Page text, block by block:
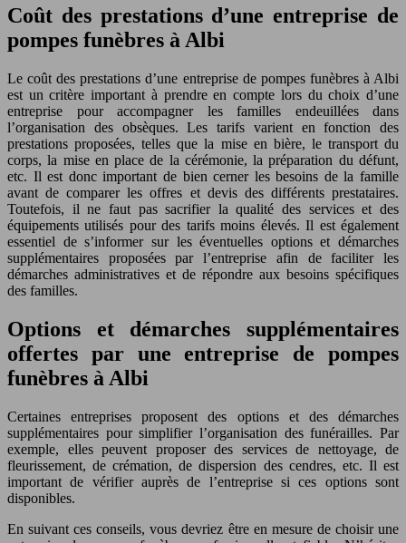
Coût des prestations d’une entreprise de
pompes funèbres à Albi
Le coût des prestations d’une entreprise de pompes funèbres à Albi
est un critère important à prendre en compte lors du choix d’une
entreprise pour accompagner les familles endeuillées dans
l’organisation des obsèques. Les tarifs varient en fonction des
prestations proposées, telles que la mise en bière, le transport du
corps, la mise en place de la cérémonie, la préparation du défunt,
etc. Il est donc important de bien cerner les besoins de la famille
avant de comparer les offres et devis des différents prestataires.
Toutefois, il ne faut pas sacrifier la qualité des services et des
équipements utilisés pour des tarifs moins élevés. Il est également
essentiel de s’informer sur les éventuelles options et démarches
supplémentaires proposées par l’entreprise afin de faciliter les
démarches administratives et de répondre aux besoins spécifiques
des familles.
Options et démarches supplémentaires
offertes par une entreprise de pompes
funèbres à Albi
Certaines entreprises proposent des options et des démarches
supplémentaires pour simplifier l’organisation des funérailles. Par
exemple, elles peuvent proposer des services de nettoyage, de
fleurissement, de crémation, de dispersion des cendres, etc. Il est
important de vérifier auprès de l’entreprise si ces options sont
disponibles.
En suivant ces conseils, vous devriez être en mesure de choisir une